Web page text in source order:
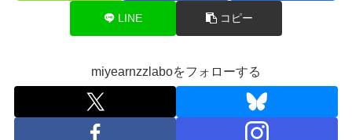
LINE コピー
miyearnzzlaboをフォローする